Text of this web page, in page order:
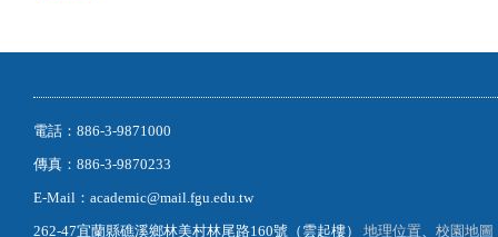
電話：886-3-9871000
傳真：886-3-9870233
E-Mail：academic@mail.fgu.edu.tw
262-47宜蘭縣礁溪鄉林美村林尾路160號（雲起樓） 地理位置
校園地圖